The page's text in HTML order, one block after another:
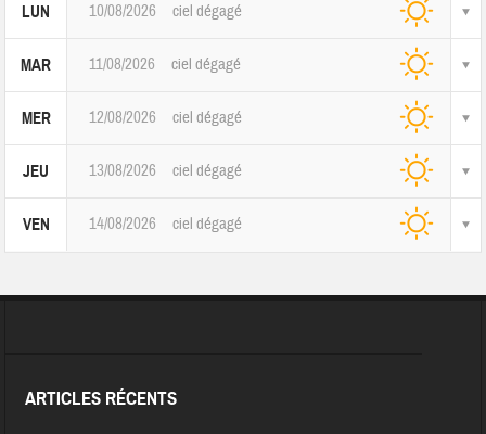
LUN 10/08/2026 ciel dégagé
MAR 11/08/2026 ciel dégagé
MER 12/08/2026 ciel dégagé
JEU 13/08/2026 ciel dégagé
VEN 14/08/2026 ciel dégagé
ARTICLES RÉCENTS